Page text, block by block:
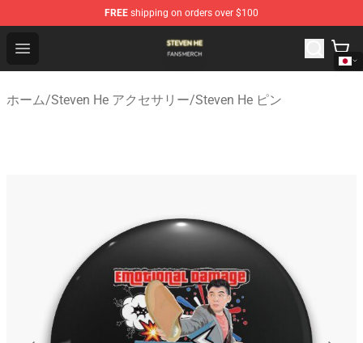
FREE shipping on orders over $100
Open menu
Steven He Shop - Official Steven He Merchandise Store
ホーム/Steven He アクセサリー/Steven He ピン